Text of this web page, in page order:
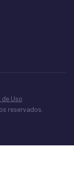
de Uso
reservados.